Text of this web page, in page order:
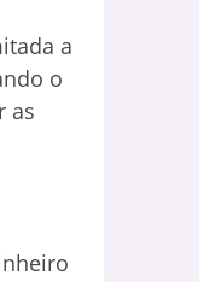
a
o
as